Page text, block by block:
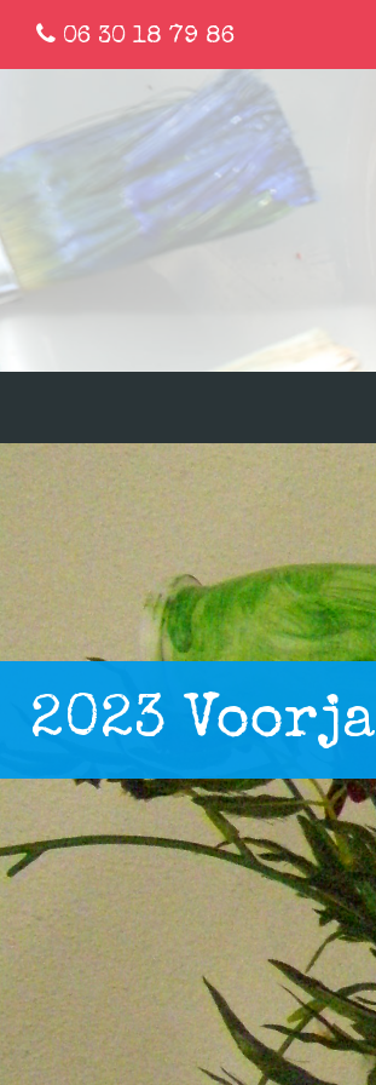
06 30 18 79 86
2023